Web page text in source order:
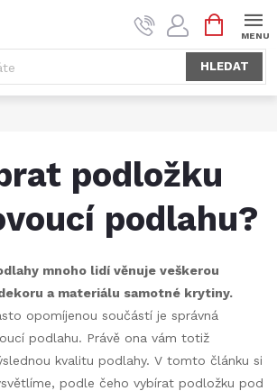
HLEDAT
NÁKUPNÍ
KOŠÍK
podložku
podlahu?
mnoho lidí věnuje veškerou
a materiálu samotné krytiny.
opomíjenou součástí je správná
podlahu. Právě ona vám totiž
kvalitu podlahy. V tomto článku si
podle čeho vybírat podložku pod